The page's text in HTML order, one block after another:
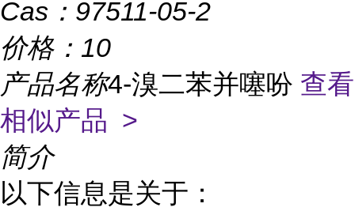
Cas： 97511-05-2
价格： 10
产品名称4-溴二苯并噻吩 查看
相似产品 >
简介
以下信息是关于：